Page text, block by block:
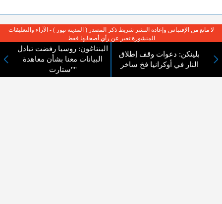
بلينكن: دعوات وقف إطلاق
النار في أوكرانيا فخ ساخر
البنتاغون: روسيا رفضت تبادل
البيانات معنا بشأن معاهدة
"ستارت"
لا مانع من الإقتباس وإعادة النشر شريط ذكر المصدر ( المدينة نيوز ) - الآراء والتعليقات
المنشورة تعبر عن رأي أصحابها فقط